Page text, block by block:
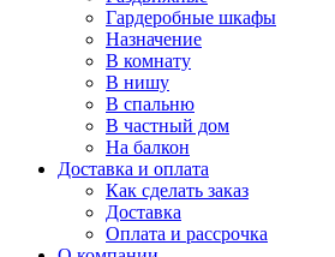
Гардеробные шкафы
Назначение
В комнату
В нишу
В спальню
В частный дом
На балкон
Доставка и оплата
Как сделать заказ
Доставка
Оплата и рассрочка